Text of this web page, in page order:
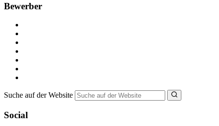
Bewerber
Suche auf der Website
Social